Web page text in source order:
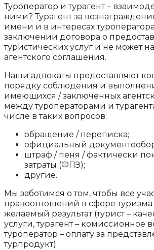
Туроператор и турагент –
ними? Турагент за
имени и в интересах
заключении договора о
туристических услуг и не может
агентского соглашения.
Наши адвокаты предоставляют
порядку соблюдения и
имеющихся / заключенных
между туроператорами и
числе в таких вопросов:
обращение / переписка;
официальный
штраф / пеня / фактически
затраты (ФПЗ);
другие.
Мы заботимся о том, чтобы все
правоотношений в сфере
желаемый результат (турист –
услуги, турагент – комиссионное
туроператор – оплату за
турпродукт).